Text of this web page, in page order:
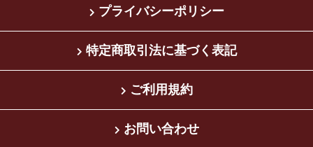
プライバシーポリシー
特定商取引法に基づく表記
ご利用規約
お問い合わせ